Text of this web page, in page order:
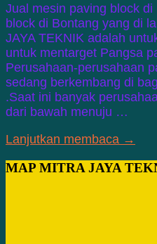
Jual mesin paving block
block di Bontang yang di
JAYA TEKNIK adalah
untuk mentarget Pangsa
Perusahaan-perusahaan
sedang berkembang di
.Saat ini banyak
dari bawah menuju …
Lanjutkan membaca →
MAP MITRA JAYA